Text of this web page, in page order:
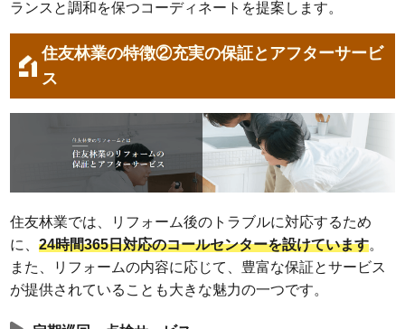
ランスと調和を保つコーディネートを提案します。
住友林業の特徴②充実の保証とアフターサービ
ス
住友林業では、リフォーム後のトラブルに対応するため
に、24時間365日対応のコールセンターを設けています。
また、リフォームの内容に応じて、豊富な保証とサービス
が提供されていることも大きな魅力の一つです。